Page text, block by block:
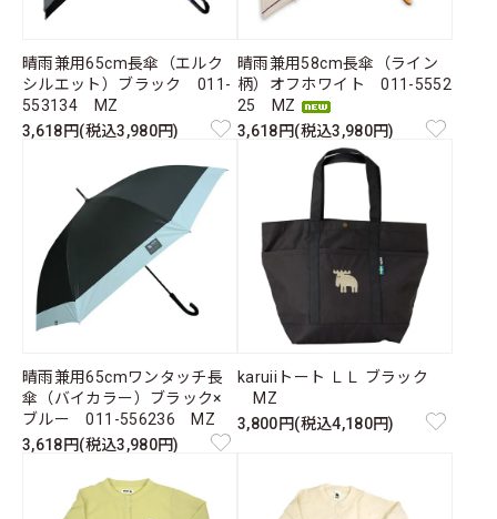
晴雨兼用65cm長傘（エルク
シルエット）ブラック 011-
553134 MZ
3,618円(税込3,980円)
晴雨兼用58cm長傘（ライン
柄）オフホワイト 011-5552
25 MZ
3,618円(税込3,980円)
晴雨兼用65cmワンタッチ長
傘（バイカラー）ブラック×
ブルー 011-556236 MZ
3,618円(税込3,980円)
karuiiトート ＬＬ ブラック
MZ
3,800円(税込4,180円)